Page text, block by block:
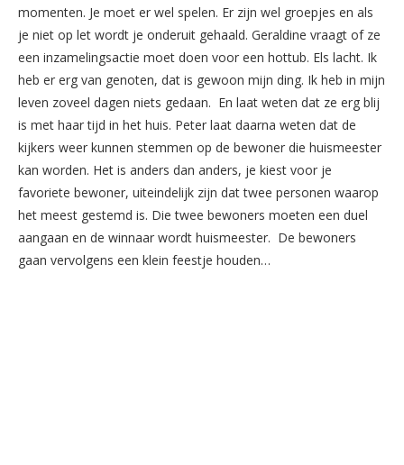
momenten. Je moet er wel spelen. Er zijn wel groepjes en als
je niet op let wordt je onderuit gehaald. Geraldine vraagt of ze
een inzamelingsactie moet doen voor een hottub. Els lacht. Ik
heb er erg van genoten, dat is gewoon mijn ding. Ik heb in mijn
leven zoveel dagen niets gedaan. En laat weten dat ze erg blij
is met haar tijd in het huis. Peter laat daarna weten dat de
kijkers weer kunnen stemmen op de bewoner die huismeester
kan worden. Het is anders dan anders, je kiest voor je
favoriete bewoner, uiteindelijk zijn dat twee personen waarop
het meest gestemd is. Die twee bewoners moeten een duel
aangaan en de winnaar wordt huismeester. De bewoners
gaan vervolgens een klein feestje houden…